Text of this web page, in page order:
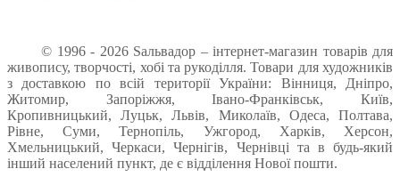
© 1996 - 2026 Sальвадор – інтернет-магазин товарів для
живопису, творчості, хобі та рукоділля. Товари для художників
з доставкою по всій території України: Вінниця, Дніпро,
Житомир, Запоріжжя, Івано-Франківськ, Київ,
Кропивницький, Луцьк, Львів, Миколаїв, Одеса, Полтава,
Рівне, Суми, Тернопіль, Ужгород, Харків, Херсон,
Хмельницький, Черкаси, Чернігів, Чернівці та в будь-який
інший населений пункт, де є відділення Нової пошти.